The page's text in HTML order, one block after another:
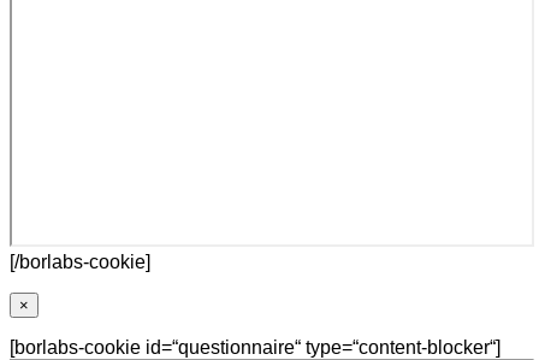
[/borlabs-cookie]
×
[borlabs-cookie id=“questionnaire“ type=“content-blocker“]